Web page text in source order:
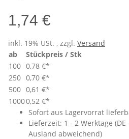
1,74 €
inkl. 19% USt. , zzgl. Versand
ab
Stückpreis / Stk
100 0,78 €*
250 0,70 €*
500 0,61 €*
10000,52 €*
Sofort aus Lagervorrat
Lieferzeit: 1 - 2 Werktage (DE
Ausland abweichend)